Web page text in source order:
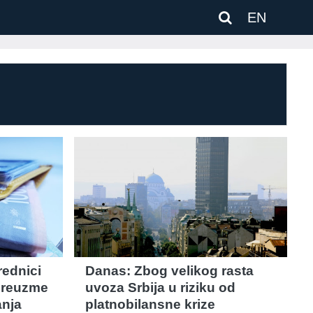
EN
Danas: Zbog velikog rasta
uvoza Srbija u riziku od
platnobilansne krize